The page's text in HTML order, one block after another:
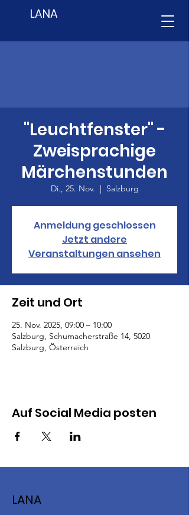
LANA
"Leuchtfenster" -
Zweisprachige
Märchenstunden
Di., 25. Nov.
  |
Salzburg
Anmeldung geschlossen
Jetzt andere
Veranstaltungen ansehen
Zeit und Ort
25. Nov. 2025, 09:00 – 10:00
Salzburg, Schumacherstraße 14, 5020
Salzburg, Österreich
Auf Social Media posten
LANA